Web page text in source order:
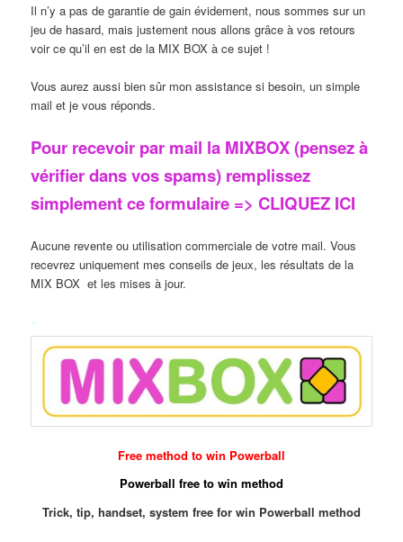
Il n’y a pas de garantie de gain évidement, nous sommes sur un
jeu de hasard, mais justement nous allons grâce à vos retours
voir ce qu’il en est de la MIX BOX à ce sujet !
Vous aurez aussi bien sûr mon assistance si besoin, un simple
mail et je vous réponds.
Pour recevoir par mail la MIXBOX (pensez à
vérifier dans vos spams) remplissez
simplement ce formulaire => CLIQUEZ ICI
Aucune revente ou utilisation commerciale de votre mail. Vous
recevrez uniquement mes conseils de jeux, les résultats de la
MIX BOX et les mises à jour.
+
Free method to win Powerball
Powerball free to win method
Trick, tip, handset, system free for win Powerball method